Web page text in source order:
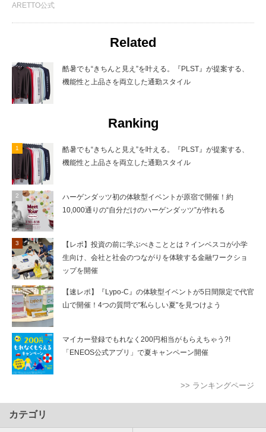
ARETTO公式
Related
酷暑でも“きちんと見え”を叶える。『PLST』が提案する、
機能性と上品さを両立した通勤スタイル
Ranking
酷暑でも“きちんと見え”を叶える。『PLST』が提案する、
機能性と上品さを両立した通勤スタイル
ハーゲンダッツ初の体験型イベントが原宿で開催！約
10,000通りの“自分だけのハーゲンダッツ”が作れる
【レポ】投資の前に学ぶべきこととは？インベスコが小学
生向け、会社と社会のつながりを体験する金融ワークショ
ップを開催
【速レポ】『Lypo-C』の体験型イベントが5日間限定で代官
山で開催！4つの質問で"私らしい夏"を見つけよう
マイカー登録でもれなく200円相当がもらえちゃう?!
「ENEOS公式アプリ」で夏キャンペーン開催
>> ランキングページ
カテゴリ